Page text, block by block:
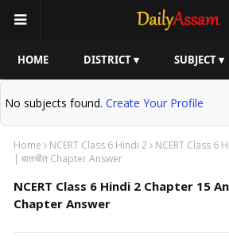
HOME DISTRICT ▾ SUBJECT ▾
No subjects found. Create Your Profile
Home NCERT Class 6 Hindi 2
NCERT Class 6
| बातचीत Chapter Answer
NCERT Class 6 Hindi 2 Chapter 15
Chapter Answer